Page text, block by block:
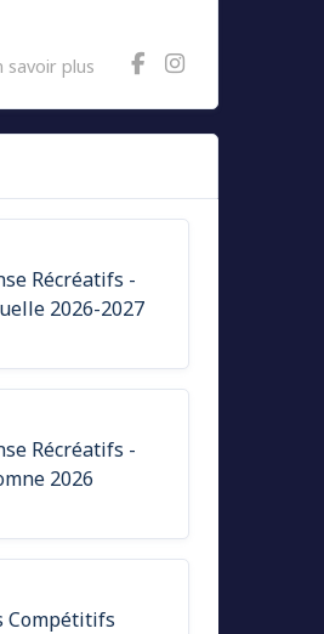
savoir plus
Récréatifs -
2026-2027
Récréatifs -
2026
Compétitifs